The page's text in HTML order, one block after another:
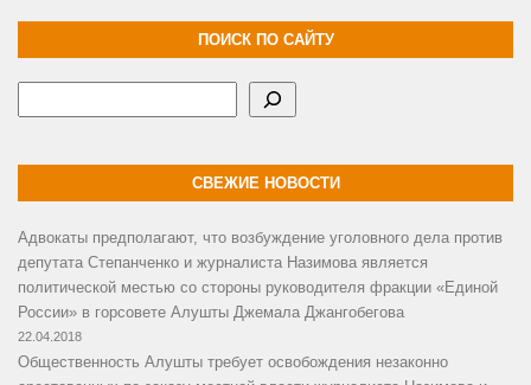
ПОИСК ПО САЙТУ
СВЕЖИЕ НОВОСТИ
Адвокаты предполагают, что возбуждение уголовного дела против
депутата Степанченко и журналиста Назимова является
политической местью со стороны руководителя фракции «Единой
России» в горсовете Алушты Джемала Джангобегова
22.04.2018
Общественность Алушты требует освобождения незаконно